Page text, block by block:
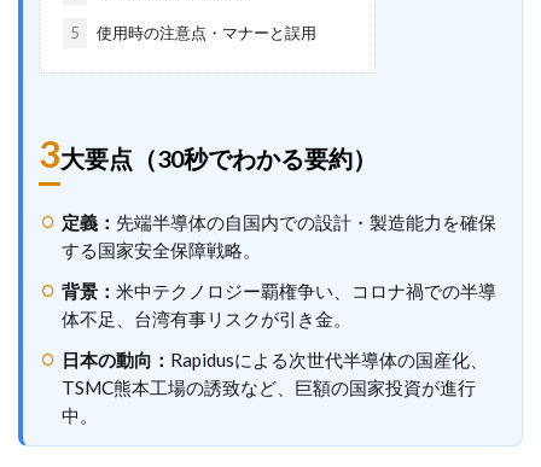
5 使用時の注意点・マナーと誤用
3大要点（30秒でわかる要約）
定義： 先端半導体の自国内での設計・製造能力を確保
する国家安全保障戦略。
背景： 米中テクノロジー覇権争い、コロナ禍での半導
体不足、台湾有事リスクが引き金。
日本の動向： Rapidusによる次世代半導体の国産化、
TSMC熊本工場の誘致など、巨額の国家投資が進行
中。